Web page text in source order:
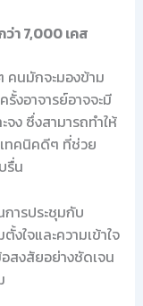
า 7,000 เคส
นมักจะมองข้าม
งอาจารย์อาจจะมี
จง ซึ่งสามารถทำให้
ทคนิคดีๆ ที่ช่วย
รื่น
ารประชุมกับ
งใจและความเข้าใจ
สงสัยอย่างชัดเจน